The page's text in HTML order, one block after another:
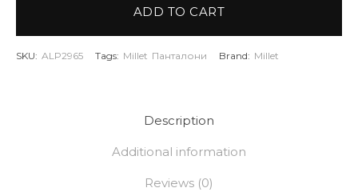
ADD TO CART
SKU: ALP2965 Tags: Millet Панталони Brand: Millet
Description
Additional information
Reviews (0)